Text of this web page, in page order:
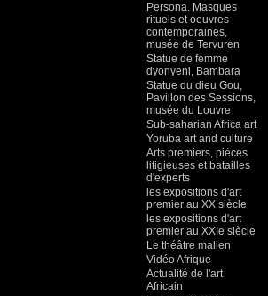
Persona. Masques
rituels et oeuvres
contemporaines,
musée de Tervuren
Statue de femme
dyonyeni, Bambara
Statue du dieu Gou,
Pavillon des Sessions,
musée du Louvre
Sub-saharian Africa art
Yoruba art and culture
Arts premiers, pièces
litigieuses et batailles
d'experts
les expositions d'art
premier au XX siècle
les expositions d'art
premier au XXIe siècle
Le théâtre malien
Vidéo Afrique
Actualité de l'art
Africain